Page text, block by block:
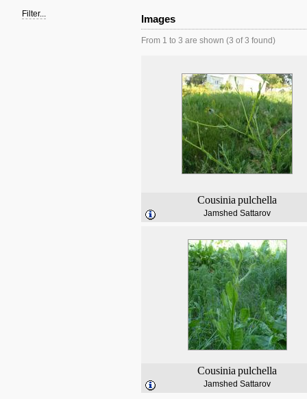
Filter... Images
From 1 to 3 are shown (3 of 3 found)
Cousinia pulchella
Jamshed Sattarov
Cousinia pulchella
Jamshed Sattarov